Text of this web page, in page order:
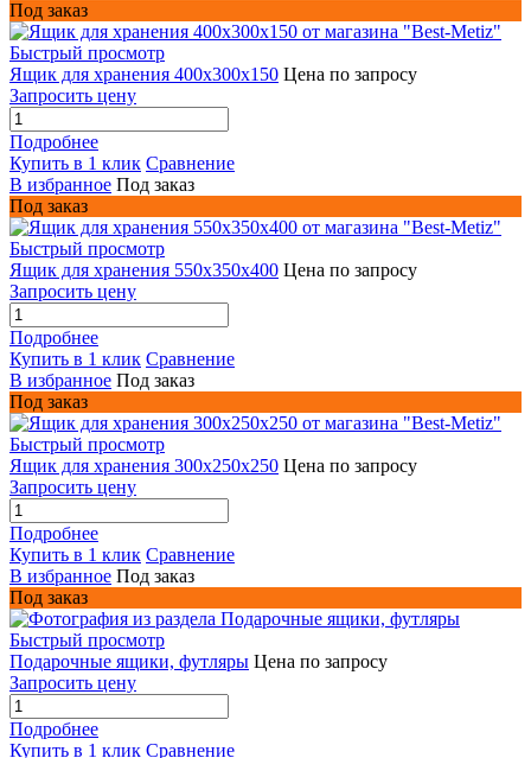
Под заказ
Быстрый просмотр
Ящик для хранения 400х300х150 Цена по запросу
Запросить цену
Подробнее
Купить в 1 клик Сравнение
В избранное Под заказ
Под заказ
Быстрый просмотр
Ящик для хранения 550х350х400 Цена по запросу
Запросить цену
Подробнее
Купить в 1 клик Сравнение
В избранное Под заказ
Под заказ
Быстрый просмотр
Ящик для хранения 300х250х250 Цена по запросу
Запросить цену
Подробнее
Купить в 1 клик Сравнение
В избранное Под заказ
Под заказ
Быстрый просмотр
Подарочные ящики, футляры Цена по запросу
Запросить цену
Подробнее
Купить в 1 клик Сравнение